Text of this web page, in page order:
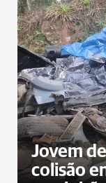
Jovem
colisão